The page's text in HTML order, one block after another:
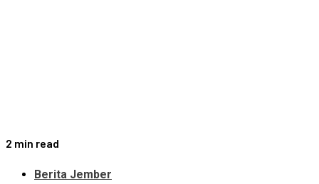
2 min read
Berita Jember